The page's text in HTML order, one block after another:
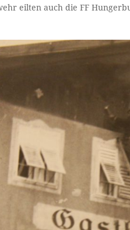
eilten auch die FF